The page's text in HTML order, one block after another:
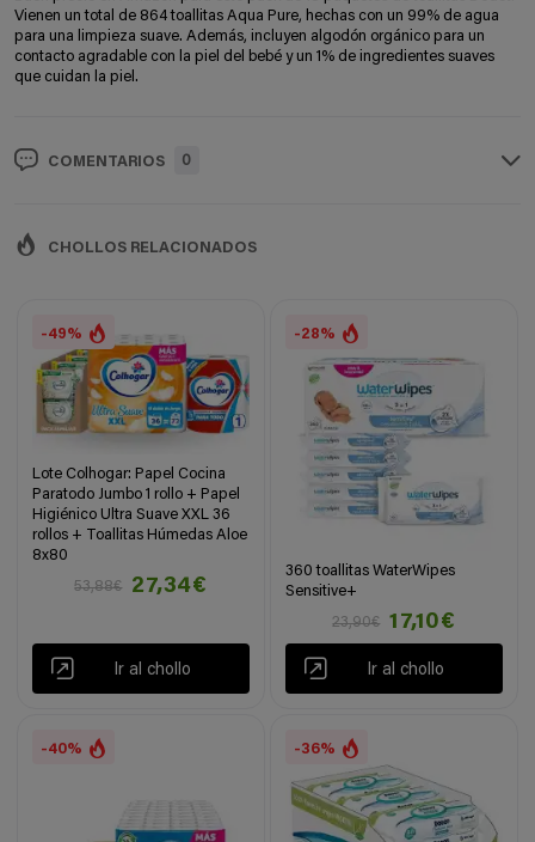
Vienen un total de 864 toallitas Aqua Pure, hechas con un 99% de agua
para una limpieza suave. Además, incluyen algodón orgánico para un
contacto agradable con la piel del bebé y un 1% de ingredientes suaves
que cuidan la piel.
COMENTARIOS 0
CHOLLOS RELACIONADOS
-49%
Lote Colhogar: Papel Cocina
Paratodo Jumbo 1 rollo + Papel
Higiénico Ultra Suave XXL 36
rollos + Toallitas Húmedas Aloe
8x80
53,88€
27,34€
Ir al chollo
-28%
360 toallitas WaterWipes
Sensitive+
23,90€
17,10€
Ir al chollo
-40% -36%